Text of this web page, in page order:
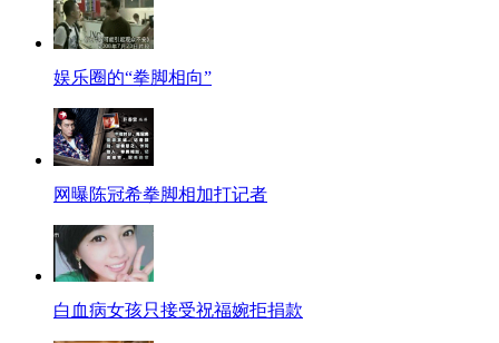
娱乐圈的“拳脚相向”
网曝陈冠希拳脚相加打记者
白血病女孩只接受祝福婉拒捐款